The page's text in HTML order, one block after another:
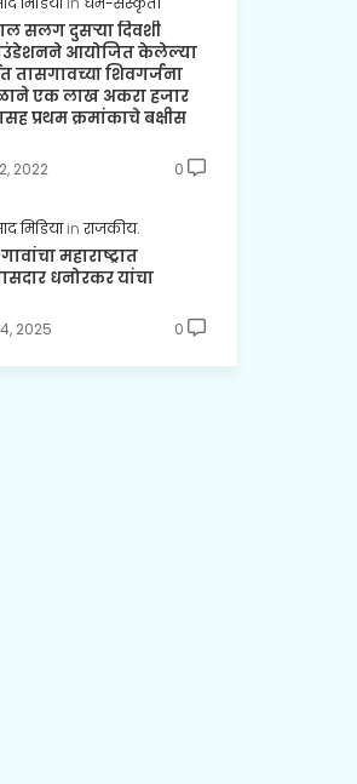
सलग दुसऱ्या दिवशी
आयोजित केलेल्या
तासगावच्या शिवगर्जना
एक लाख अकरा हजार
प्रथम क्रमांकाचे बक्षीस
2022 0
मिडिया राजकीय.
महाराष्ट्रात
धनोरकर यांचा
2025 0